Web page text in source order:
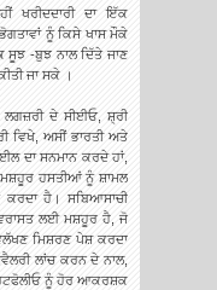
ਖਰੀਦਦਾਰੀ ਦਾ ਇੱਕ
ਨੂੰ ਕਿਸੇ ਖਾਸ ਮੌਕੇ
-ਬੁਝ ਨਾਲ ਦਿੱਤੇ ਜਾਣ
ਜਾ ਸਕੇ ।
ਦੇ ਸੀਈਓ, ਸ਼੍ਰੀ
ਵਿਖੇ, ਅਸੀਂ ਭਾਰਤੀ ਅਤੇ
ਦਾ ਸਨਮਾਨ ਕਰਦੇ ਹਾਂ,
ਹਸਤੀਆਂ ਨੂੰ ਸ਼ਾਮਲ
ਹੈ। ਸਬਿਆਸਾਚੀ
ਲਈ ਮਸ਼ਹੂਰ ਹੈ, ਜੋ
ਮਿਸ਼ਰਣ ਪੇਸ਼ ਕਰਦਾ
ਲਾਂਚ ਕਰਨ ਦੇ ਨਾਲ,
ਨੂੰ ਹੋਰ ਆਕਰਸ਼ਕ